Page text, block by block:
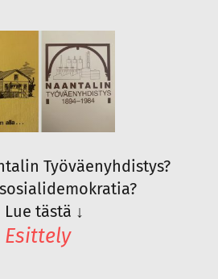
Työväenyhdistys?
Lue tästä ↓
Esittely